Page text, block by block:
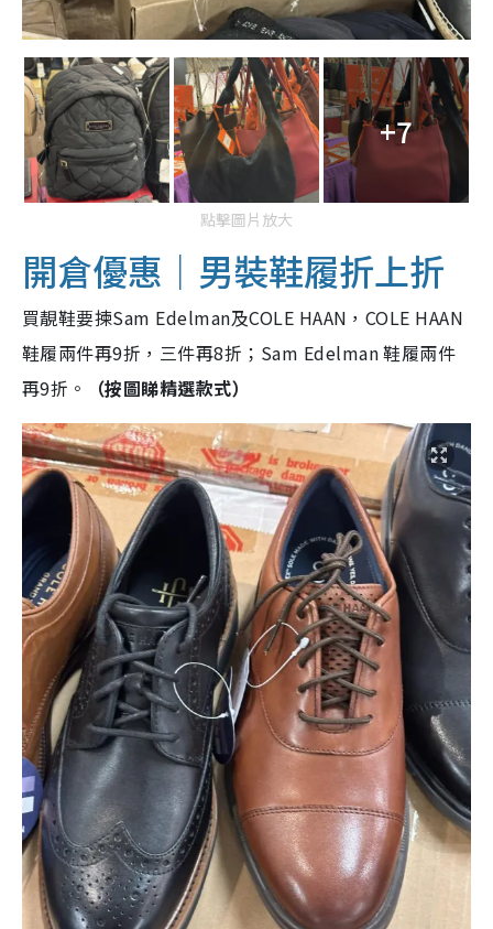
+7
點擊圖片放大
開倉優惠｜男裝鞋履折上折
買靚鞋要揀Sam Edelman及COLE HAAN，COLE HAAN
鞋履兩件再9折，三件再8折；Sam Edelman 鞋履兩件
再9折。
（按圖睇精選款式）